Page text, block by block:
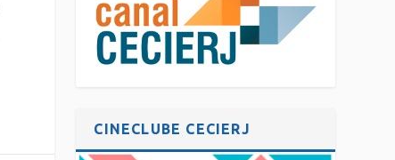
CINECLUBE CECIERJ